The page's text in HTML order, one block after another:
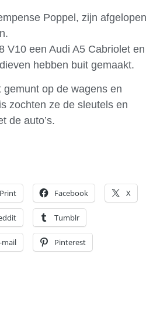
Poppel, zijn afgelopen
V10 een Audi A5 Cabriolet en
hebben buit gemaakt.
op de wagens en
zochten ze de sleutels en
de auto’s.
Print Facebook X
Tumblr
mail Pinterest